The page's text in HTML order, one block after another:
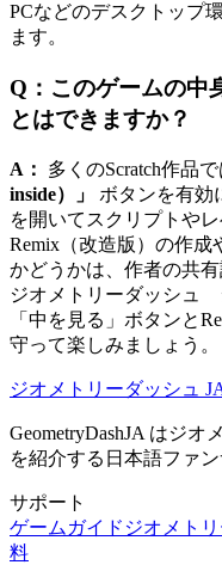
PCなどのデスクトップ
ます。
Q：このゲームの中
とはできますか？
A： 多くのScratch作品
inside）」
ボタンを有効
を開いてスクリプトや
Remix（改造版）の作成
かどうかは、作者の共
ジオメトリーダッシュ
「中を見る」ボタンと
守って楽しみましょう。
ジオメトリーダッシュ
GeometryDashJA はジ
を紹介する日本語ファン
サポート
ゲームガイド ジオメト
料